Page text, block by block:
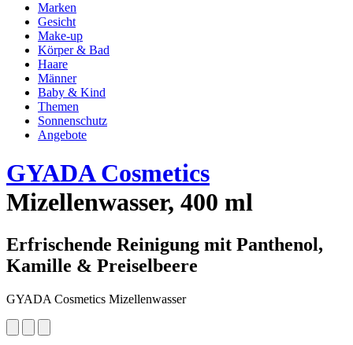
Marken
Gesicht
Make-up
Körper & Bad
Haare
Männer
Baby & Kind
Themen
Sonnenschutz
Angebote
GYADA Cosmetics
Mizellenwasser, 400 ml
Erfrischende Reinigung mit Panthenol,
Kamille & Preiselbeere
GYADA Cosmetics Mizellenwasser